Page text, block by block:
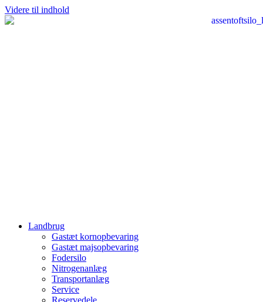
Videre til indhold
Landbrug
Gastæt kornopbevaring
Gastæt majsopbevaring
Fodersilo
Nitrogenanlæg
Transportanlæg
Service
Reservedele